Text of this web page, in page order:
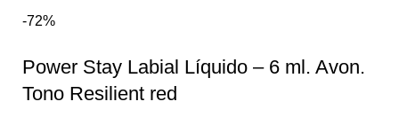
-72%
Power Stay Labial Líquido – 6 ml. Avon.
Tono Resilient red